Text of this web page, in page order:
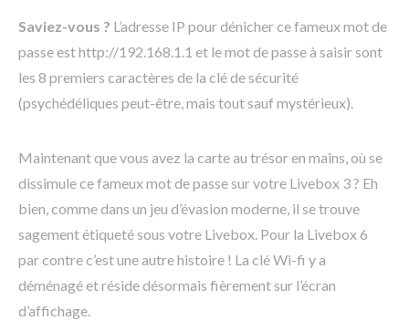
Saviez-vous ? L’adresse IP pour dénicher ce fameux mot de
passe est http://192.168.1.1 et le mot de passe à saisir sont
les 8 premiers caractères de la clé de sécurité
(psychédéliques peut-être, mais tout sauf mystérieux).
Maintenant que vous avez la carte au trésor en mains, où se
dissimule ce fameux mot de passe sur votre Livebox 3 ? Eh
bien, comme dans un jeu d’évasion moderne, il se trouve
sagement étiqueté sous votre Livebox. Pour la Livebox 6
par contre c’est une autre histoire ! La clé Wi-fi y a
déménagé et réside désormais fièrement sur l’écran
d’affichage.